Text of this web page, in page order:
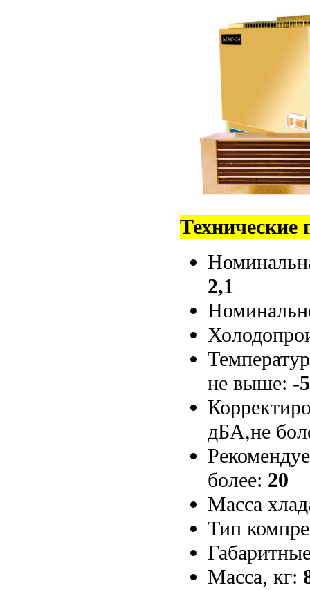
Технические
2,1
не выше: -
дБА,не
более: 20
Масса
Тип
Масса, кг: